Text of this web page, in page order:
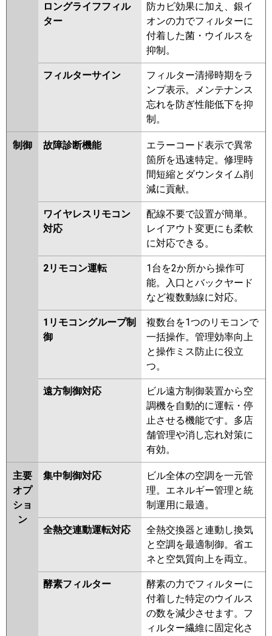
ロングライフフィル
ター
防カビ効果に加え、銀イ
オンの力でフィルターに
付着した菌・ウイルスを
抑制。
フィルターサイン
フィルター清掃時期をラ
ンプ表示。メンテナンス
忘れを防ぎ性能低下を抑
制。
制御 故障診断機能
エラーコード表示で異常
箇所を迅速特定。修理時
間短縮とダウンタイム削
減に貢献。
ワイヤレスリモコン
対応
配線不要で設置が簡単。
レイアウト変更にも柔軟
に対応できる。
2リモコン運転
1台を2か所から操作可
能。入口とバックヤード
など複数動線に対応。
1リモコングループ制
御
複数台を1つのリモコンで
一括操作。管理効率向上
と操作ミス防止に役立
つ。
遠方制御対応
ビル遠方制御装置から空
調機を自動的に運転・停
止させる機能です。多店
舗管理や消し忘れ対策に
有効。
主要
オプ
ショ
ン
集中制御対応
ビル全体の空調を一元管
理。エネルギー管理と統
制運用に最適。
全熱交連動運転対応
全熱交換器と連動し換気
と空調を最適制御。省エ
ネと空気質向上を両立。
酵素フィルター
酵素の力でフィルターに
付着した特定のウイルス
の数を減少させます。フ
ィルター繊維に固定化さ